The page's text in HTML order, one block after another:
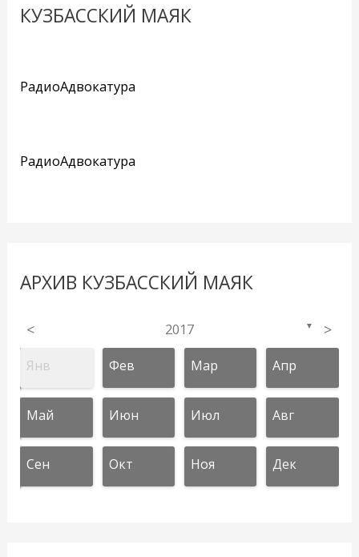
КУЗБАССКИЙ МАЯК
РадиоАдвокатура
РадиоАдвокатура
АРХИВ КУЗБАССКИЙ МАЯК
< 2017 ▼ >
Янв Фев Мар Апр
Май Июн Июл Авг
Сен Окт Ноя Дек